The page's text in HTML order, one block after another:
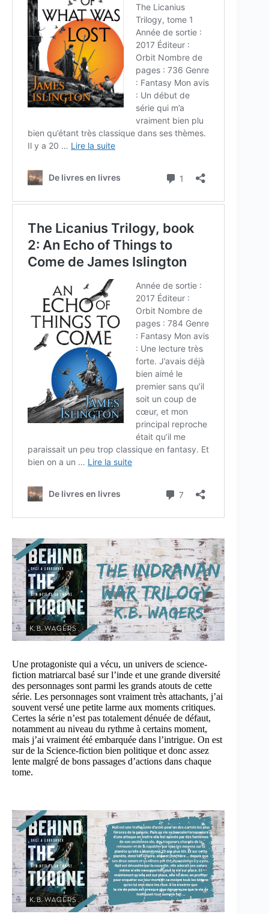
Une protagoniste qui a vécu, un univers de science-
fiction matriarcal basé sur l’inde et une grande diversité
des personnages sont parmi les grands atouts de cette
série. Les personnages sont vraiment très attachants, j’ai
souvent versé une petite larme aux moments critiques.
Certes la série n’est pas totalement dénuée de défaut,
notamment au niveau du rythme à certains moment,
mais j’ai vraiment été embarquée dans l’intrigue. On est
sur de la Science-fiction bien politique et donc assez
lente malgré de bons passages d’actions dans chaque
tome.